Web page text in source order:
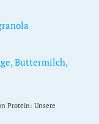
Protein: Unsere